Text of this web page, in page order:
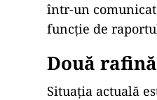
într-un
funcție de
Două
Situația actuală